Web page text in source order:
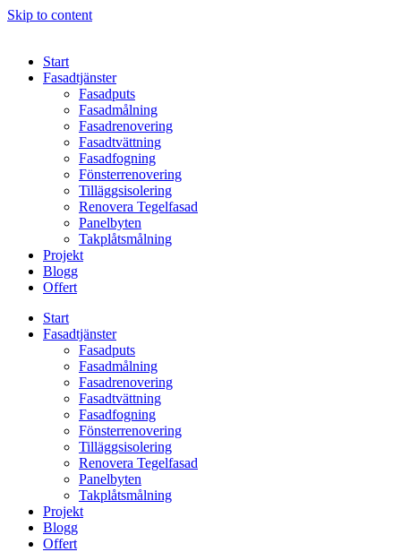
Skip to content
Start
Fasadtjänster
Fasadputs
Fasadmålning
Fasadrenovering
Fasadtvättning
Fasadfogning
Fönsterrenovering
Tilläggsisolering
Renovera Tegelfasad
Panelbyten
Takplåtsmålning
Projekt
Blogg
Offert
Start
Fasadtjänster
Fasadputs
Fasadmålning
Fasadrenovering
Fasadtvättning
Fasadfogning
Fönsterrenovering
Tilläggsisolering
Renovera Tegelfasad
Panelbyten
Takplåtsmålning
Projekt
Blogg
Offert